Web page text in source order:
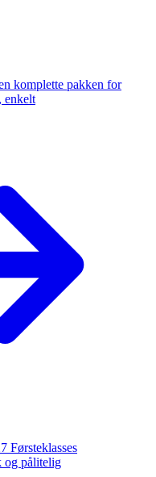
komplette pakken for
enkelt
Førsteklasses
og pålitelig